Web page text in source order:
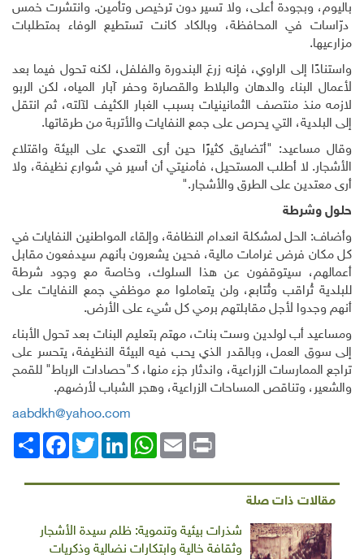
باليوم، وبجودة أعلى، ولا تسير دون ترخيص وتأمين. وانتشرت خمس
درّاسات في المحافظة، وبالكاد كانت تستطيع الوفاء بمتطلبات
مزارعيها.
واستنادًا إلى الراوي، فإنه زرعَ البندورة والفلفل، لكنه تحول فيما بعد
لأعمال البناء والدهان والبلاط والقصارة وحفر آبار المياه، لكن الربو
لازمه منذ منتصف الثمانينيات بسبب الغبار الكثيف لآلته، ثم انتقل
إلى البلدية، التي يحرص على جمع النفايات والأتربة من طرقاتها.
وقال مساعيد: "أتضايق كثيرًا حين أرى التعدي على البيئة واقتلاع
الأشجار. لا أطلب المستحيل، فأمنيتي أن أسير في شوارع نظيفة، ولا
أرى معتدين على الطرق والأشجار."
حلول وشرطة
وأضاف: الحل لمشكلة انعدام النظافة، وإلقاء المواطنين النفايات في
كل مكان فرض غرامات مالية، فحين يشعرون بأنهم سيدفعون مقابل
أعمالهم، سيتوقفون عن هذا السلوك، وخاصة مع وجود شرطة
للبلدية تُراقب وتُتابع، ولن يتعاملوا مع موظفي جمع النفايات على
أنهم وجدوا لأجل مقابلتهم برمي كل شيء على الأرض.
ومساعيد أب لولدين وست بنات، مهتم بتعليم البنات بعد تحول الأبناء
إلى سوق العمل، وبالقدر الذي يحب فيه البيئة النظيفة، يتحسر على
تراجع الممارسات الزراعية، واندثار جزء منها، كـ"حصادات الرباط" للقمح
والشعير، وتناقص المساحات الزراعية، وهجر الشباب لأرضهم.
aabdkh@yahoo.com
انشر
FacebookTwitterLinkedIn
WhatsAppEmail Print
مقالات ذات صلة
شذرات بيئية وتنموية: ظلم سيدة الأشجار
وثقافة خالية وابتكارات نضالية وذكريات